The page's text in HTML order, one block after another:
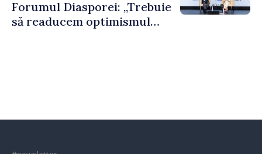
Forumul Diasporei: „Trebuie
să readucem optimismul